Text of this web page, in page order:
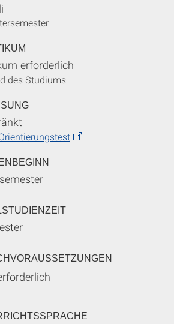
erforderlich
des Studiums